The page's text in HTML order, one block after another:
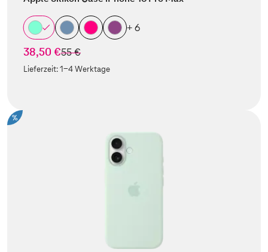
+ 6
38,50 €statt
55 €
Lieferzeit:1-4 Werktage
%